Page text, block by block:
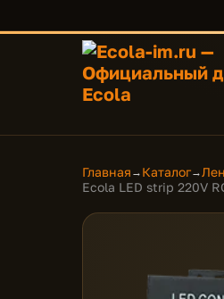
Главная → Каталог→
Ecola LED strip 220V